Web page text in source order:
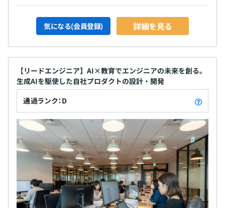
気になる(会員登録) 詳細を見る
【リードエンジニア】AI×教育でエンジニアの未来を創る。
生成AIを駆使した自社プロダクトの設計・開発
通過ランク：D